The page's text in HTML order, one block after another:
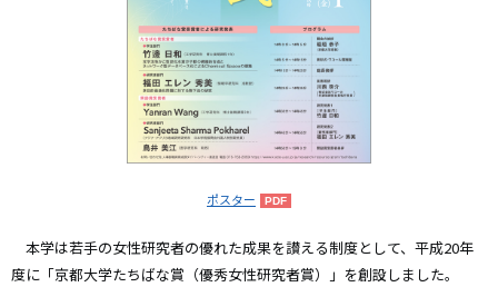
ポスター
本学は若手の女性研究者の優れた成果を讃える制度として、平成20年
度に「京都大学たちばな賞（優秀女性研究者賞）」を創設しました。